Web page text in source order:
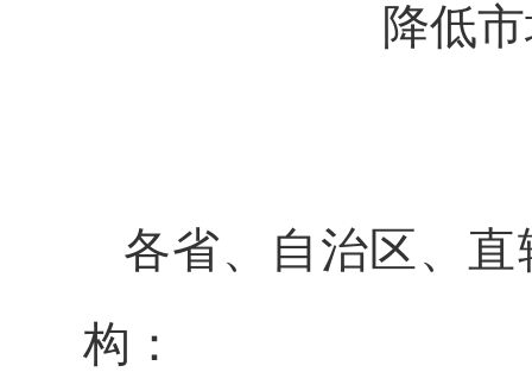
降低
各省、自治区、
构：